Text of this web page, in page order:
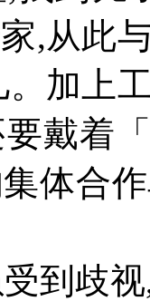
,从此
加上
戴着
体合
到歧视